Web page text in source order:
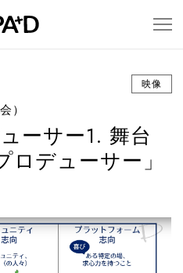
）
映像
ーサー1. 舞台
デューサー」